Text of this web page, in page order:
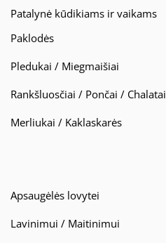
Patalynė kūdikiams ir vaikams
Paklodės
Pledukai / Miegmaišiai
Rankšluosčiai / Pončai / Chalatai
Merliukai / Kaklaskarės
Apsaugėlės lovytei
Lavinimui / Maitinimui